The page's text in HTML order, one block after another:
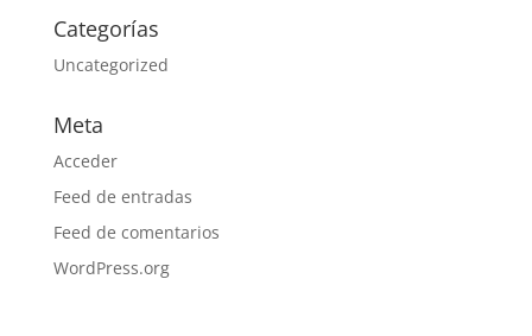
Categorías
Uncategorized
Meta
Acceder
Feed de entradas
Feed de comentarios
WordPress.org